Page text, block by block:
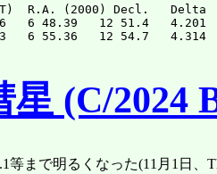
R.A. (2000) Decl.
6 48.39   12 51.4
星 (C/2024
等まで明るくなった(11月1日、